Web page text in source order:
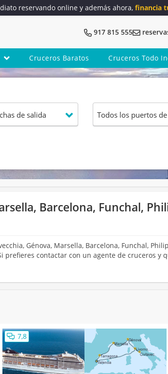
reservando online y además ahora, financia
917 815 555
Cruceros Baratos Cruceros Todo
Barcelona, Funchal,
Génova, Marsella, Barcelona, Funchal,
contactar con un agente de cruceros y
7,8